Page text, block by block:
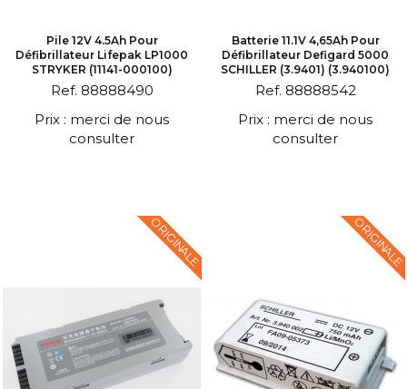
Pile 12V 4.5Ah Pour
Défibrillateur Lifepak LP1000
STRYKER (11141-000100)
Ref. 88888490
Prix : merci de nous
consulter
Batterie 11.1V 4,65Ah Pour
Défibrillateur Defigard 5000
SCHILLER (3.9401) (3.940100)
Ref. 88888542
Prix : merci de nous
consulter
ORIGINALE ORIGINALE